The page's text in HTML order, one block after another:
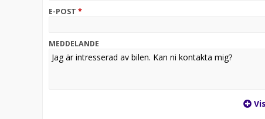
Bilen är helförsäkrad via Volvia, med smidig
alltid med Volvo Originaldelar, för högsta säkerhet
CarPay-kort ingår kostnadsfritt och ger extra
E-POST *
MEDDELANDE